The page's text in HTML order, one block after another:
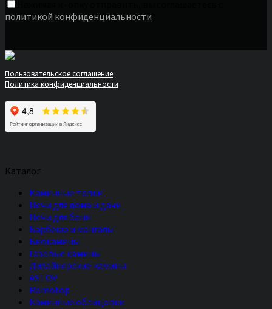
политикой конфиденциальности
Пользовательское соглашение
Политика конфиденциальности
Каталог
Каминные топки
Печи для дома и дачи
Печи для бани
Барбекю и мангалы
Биокамины
Газовые камины
Дизайнерские камины
ASTOV
Romotop
Каминные облицовки